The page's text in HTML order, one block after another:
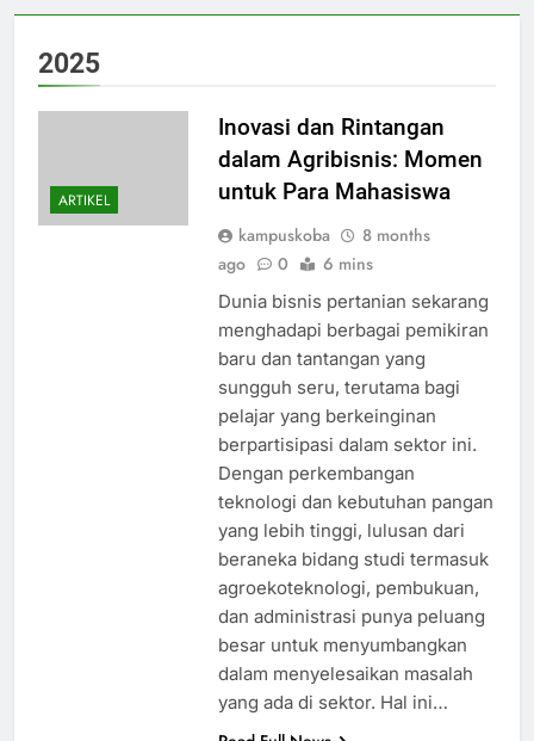
2025
ARTIKEL
Inovasi dan Rintangan
dalam Agribisnis: Momen
untuk Para Mahasiswa
kampuskoba
8 months
ago
0 6 mins
Dunia bisnis pertanian sekarang
menghadapi berbagai pemikiran
baru dan tantangan yang
sungguh seru, terutama bagi
pelajar yang berkeinginan
berpartisipasi dalam sektor ini.
Dengan perkembangan
teknologi dan kebutuhan pangan
yang lebih tinggi, lulusan dari
beraneka bidang studi termasuk
agroekoteknologi, pembukuan,
dan administrasi punya peluang
besar untuk menyumbangkan
dalam menyelesaikan masalah
yang ada di sektor. Hal ini…